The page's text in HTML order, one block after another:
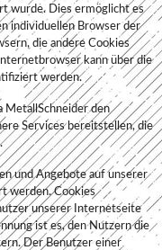
wurde. Dies ermöglicht es
individuellen Browser der
die andere Cookies
kann über die
werden.
MetallSchneider den
Services bereitstellen, die
und Angebote auf unserer
werden. Cookies
unserer Internetseite
ist es, den Nutzern die
Der Benutzer einer